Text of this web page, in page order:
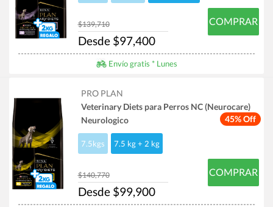
$139,710
Desde $97,400
COMPRAR
Envío gratis * Lunes
45% Off
PRO PLAN
Veterinary Diets para Perros NC (Neurocare)
Neurologico
7.5kgs 7.5 kg + 2 kg
$140,770
Desde $99,900
COMPRAR